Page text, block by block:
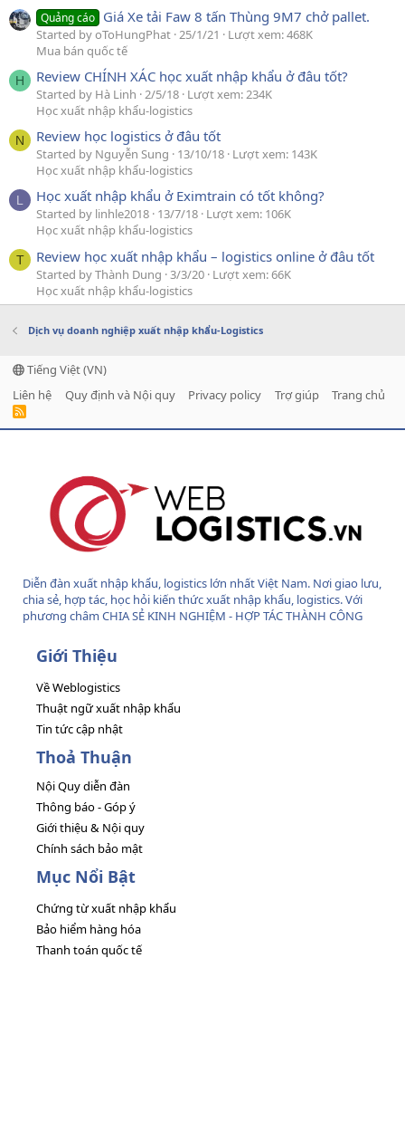
Quảng cáo Giá Xe tải Faw 8 tấn Thùng 9M7 chở pallet.
Started by oToHungPhat 25/1/21
Lượt xem: 468K
Mua bán quốc tế
H Review CHÍNH XÁC học xuất nhập khẩu ở đâu tốt?
Started by Hà Linh 2/5/18 Lượt xem: 234K
Học xuất nhập khẩu-logistics
N Review học logistics ở đâu tốt
Started by Nguyễn Sung 13/10/18 Lượt xem: 143K
Học xuất nhập khẩu-logistics
L Học xuất nhập khẩu ở Eximtrain có tốt không?
Started by linhle2018 13/7/18 Lượt xem: 106K
Học xuất nhập khẩu-logistics
T Review học xuất nhập khẩu – logistics online ở đâu tốt
Started by Thành Dung 3/3/20 Lượt xem: 66K
Học xuất nhập khẩu-logistics
Dịch vụ doanh nghiệp xuất nhập khẩu-Logistics
Tiếng Việt (VN)
Liên hệ
Quy định và Nội quy Privacy policy Trợ giúp Trang chủ
R
Diễn đàn xuất nhập khẩu, logistics lớn nhất Việt Nam. Nơi giao lưu,
chia sẻ, hợp tác, học hỏi kiến thức xuất nhập khẩu, logistics. Với
phương châm CHIA SẺ KINH NGHIỆM - HỢP TÁC THÀNH CÔNG
Giới Thiệu
Về Weblogistics
Thuật ngữ xuất nhập khẩu
Tin tức cập nhật
Thoả Thuận
Nội Quy diễn đàn
Thông báo - Góp ý
Giới thiệu & Nội quy
Chính sách bảo mật
Mục Nổi Bật
Chứng từ xuất nhập khẩu
Bảo hiểm hàng hóa
Thanh toán quốc tế